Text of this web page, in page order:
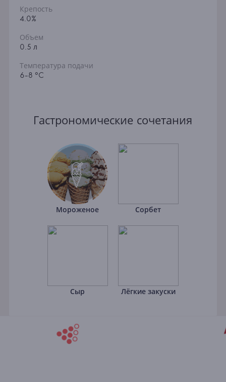
Крепость
4.0%
Объем
0.5 л
Температура подачи
6-8 °C
Гастрономические сочетания
Мороженое Сорбет
Сыр Лёгкие закуски